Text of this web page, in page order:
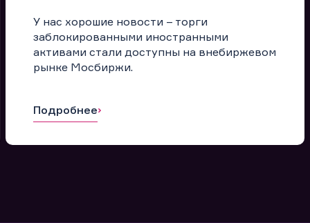
У нас хорошие новости – торги
заблокированными иностранными
активами стали доступны на внебиржевом
рынке Мосбиржи.
Подробнее